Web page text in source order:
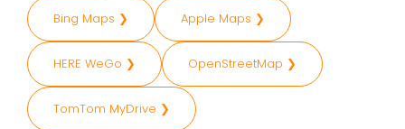
Bing Maps ❯ Apple Maps ❯
HERE WeGo ❯ OpenStreetMap ❯
TomTom MyDrive ❯